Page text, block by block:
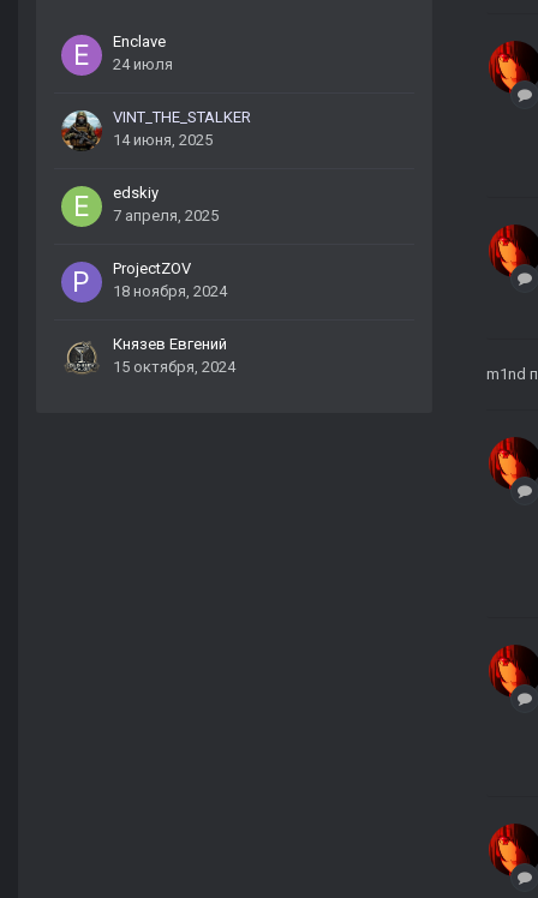
Enclave
24 июля
VINT_THE_STALKER
14 июня, 2025
edskiy
7 апреля, 2025
ProjectZOV
18 ноября, 2024
Князев Евгений
15 октября, 2024
m1nd